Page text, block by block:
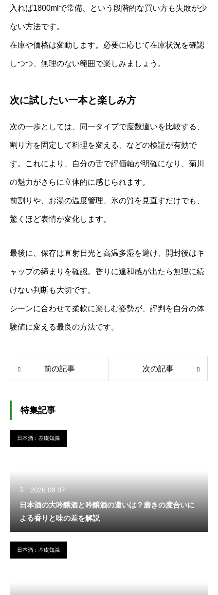
入れば1800mlで常備、という段階的な買い方も失敗が少
ない方法です。
在庫や価格は変動します。必要に応じて在庫状況を確認
しつつ、無理のない範囲で楽しみましょう。
次に試したい一本と楽しみ方
次の一歩としては、同一タイプで度数違いを比較する、
割り方を固定して料理を変える、などの検証が有効で
す。これにより、自分の舌で評価軸が明確になり、菊川
の魅力がさらに立体的に感じられます。
前割りや、お湯の温度管理、氷の質を見直すだけでも、
驚くほど表情が変化します。
最後に、保存は直射日光と高温多湿を避け、開封後はキ
ャップの締まりを確認。香りに違和感が出たら無理に続
けない判断も大切です。
シーンに合わせて柔軟に楽しむ姿勢が、評判を自分の体
験値に変える最良の方法です。
前の記事 次の記事
特集記事
日本酒：基礎知識
2026.08.07
日本酒の大吟醸酒と吟醸酒の違いは？磨きの度合いに
よる香りと味の差を解説
日本酒：基礎知識